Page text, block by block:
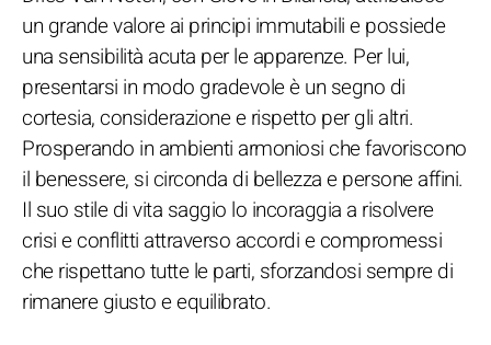
un grande valore ai principi immutabili e possiede
una sensibilità acuta per le apparenze. Per lui,
presentarsi in modo gradevole è un segno di
cortesia, considerazione e rispetto per gli altri.
Prosperando in ambienti armoniosi che favoriscono
il benessere, si circonda di bellezza e persone affini.
Il suo stile di vita saggio lo incoraggia a risolvere
crisi e conflitti attraverso accordi e compromessi
che rispettano tutte le parti, sforzandosi sempre di
rimanere giusto e equilibrato.